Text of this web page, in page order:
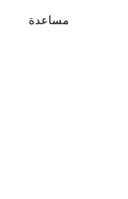
مساعدة